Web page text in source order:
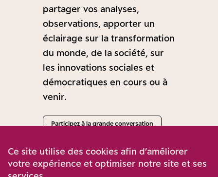
partager vos analyses,
observations, apporter un
éclairage sur la transformation
du monde, de la société, sur
les innovations sociales et
démocratiques en cours ou à
venir.
Participez à la grande conversation
Ce site utilise des cookies afin d’améliorer
votre expérience et optimiser notre site et ses